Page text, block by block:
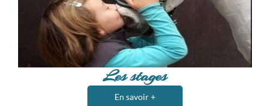
Les stages
En savoir +